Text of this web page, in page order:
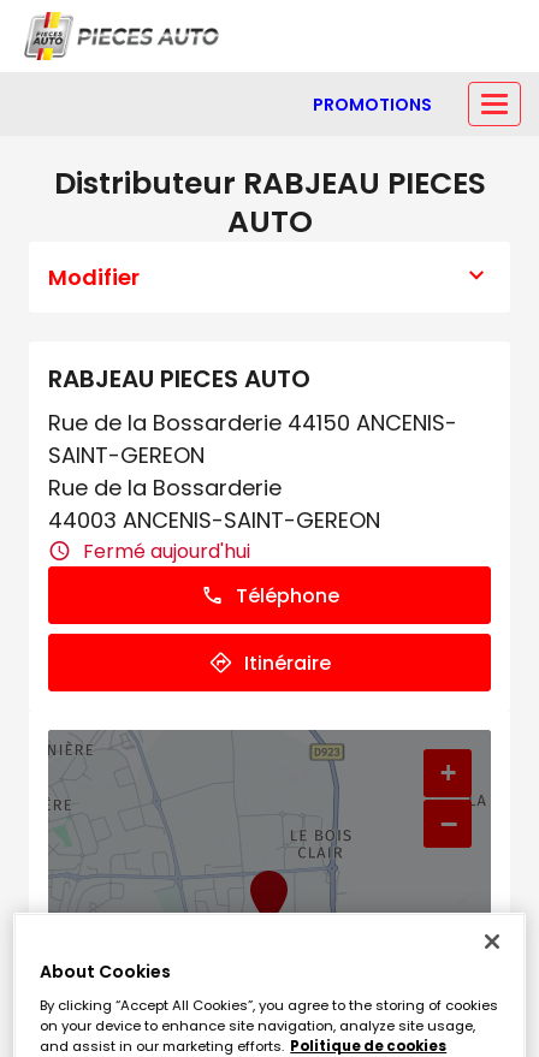
PROMOTIONS
Distributeur RABJEAU PIECES
AUTO
Modifier
RABJEAU PIECES AUTO
Rue de la Bossarderie 44150 ANCENIS-
SAINT-GEREON
Rue de la Bossarderie
44003 ANCENIS-SAINT-GEREON
Fermé aujourd'hui
Téléphone
Itinéraire
+
−
About Cookies
By clicking “Accept All Cookies”, you agree to the storing of cookies
on your device to enhance site navigation, analyze site usage,
and assist in our marketing efforts. Politique de cookies